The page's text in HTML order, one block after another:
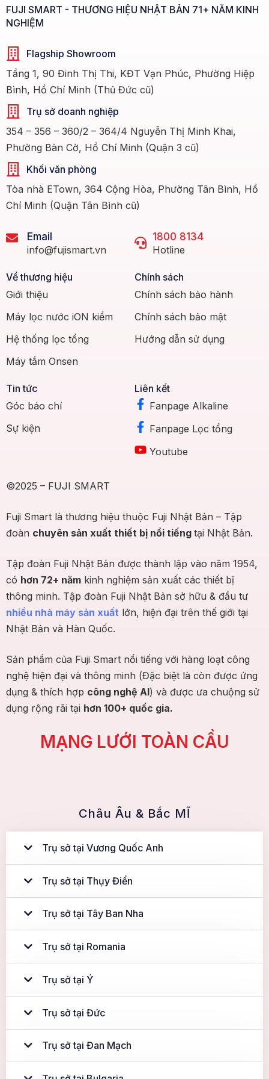
FUJI SMART - THƯƠNG HIỆU NHẬT BẢN 71+ NĂM KINH
NGHIỆM
Flagship Showroom
Tầng 1, 90 Đinh Thị Thi, KĐT Vạn Phúc, Phường Hiệp
Bình, Hồ Chí Minh (Thủ Đức cũ)
Trụ sở doanh nghiệp
354 – 356 – 360/2 – 364/4 Nguyễn Thị Minh Khai,
Phường Bàn Cờ, Hồ Chí Minh (Quận 3 cũ)
Khối văn phòng
Tòa nhà ETown, 364 Cộng Hòa, Phường Tân Bình, Hồ
Chí Minh (Quận Tân Bình cũ)
1800 8134
Hotline
Email
info@fujismart.vn
Về thương hiệu
Giới thiệu
Máy lọc nước iON kiềm
Hệ thống lọc tổng
Máy tắm Onsen
Chính sách
Chính sách bảo hành
Chính sách bảo mật
Hướng dẫn sử dụng
Tin tức
Góc báo chí
Sự kiện
Liên kết
Fanpage Alkaline
Fanpage Lọc tổng
Youtube
©2025 – FUJI SMART
Fuji Smart là thương hiệu thuộc Fuji Nhật Bản – Tập
đoàn chuyên sản xuất thiết bị nổi tiếng tại Nhật Bản.
Tập đoàn Fuji Nhật Bản được thành lập vào năm 1954,
có hơn 72+ năm kinh nghiệm sản xuất các thiết bị
thông minh. Tập đoàn Fuji Nhật Bản sở hữu & đầu tư
nhiều nhà máy sản xuất lớn, hiện đại trên thế giới tại
Nhật Bản và Hàn Quốc.
Sản phẩm của Fuji Smart nổi tiếng với hàng loạt công
nghệ hiện đại và thông minh (Đặc biệt là còn được ứng
dụng & thích hợp công nghệ AI) và được ưa chuộng sử
dụng rộng rãi tại hơn 100+ quốc gia.
MẠNG LƯỚI TOÀN CẦU
Châu Âu & Bắc MĨ
Trụ sở tại Vương Quốc Anh
Trụ sở tại Thụy Điển
Trụ sở tại Tây Ban Nha
Trụ sở tại Romania
Trụ sở tại Ý
Trụ sở tại Đức
Trụ sở tại Đan Mạch